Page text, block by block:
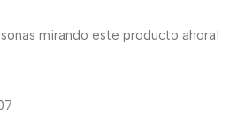
mirando este producto ahora!